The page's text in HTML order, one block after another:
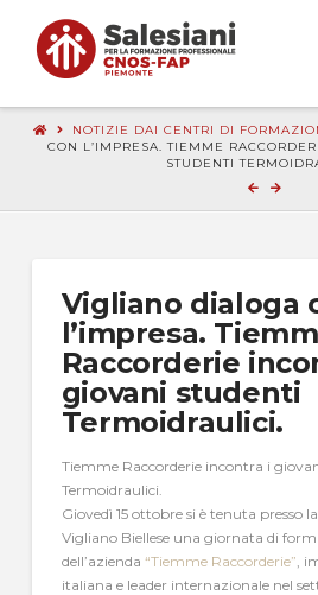
NOTIZIE DAI CENTRI DI
CON L’IMPRESA. TIEMME
STUDENTI
Vigliano dialoga
l’impresa.
Raccorderie
giovani studenti
Termoidraulici.
Tiemme Raccorderie incontra i
Termoidraulici.
Giovedì 15 ottobre si è tenuta presso
Vigliano Biellese una giornata di
dell’azienda “Tiemme Raccorderie” ,
italiana e leader internazionale nel